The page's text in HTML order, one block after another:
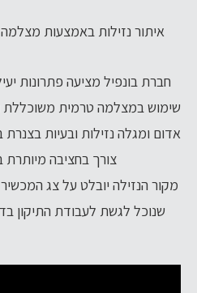
איתור נזילות באמצעות
חברת בונפיל מציעה פתרונות
שימוש במצלמה טרמית משוכללת
אדום ומגלה נזילות ובעיות
צורך בחציבה מיותרת
מקור הנזילה יובלט על צג
שנוכל לגשת לעבודת התיקון